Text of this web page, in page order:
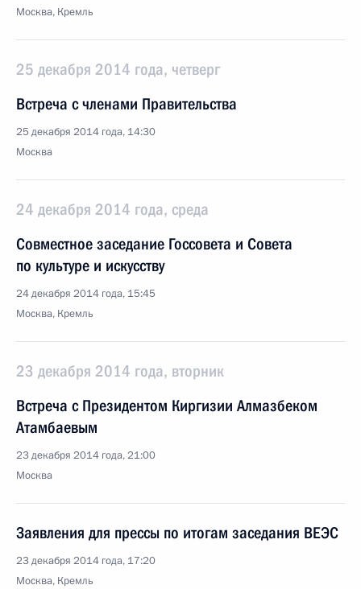
Москва, Кремль
25 декабря 2014 года, четверг
Встреча с членами Правительства
25 декабря 2014 года, 14:30
Москва
24 декабря 2014 года, среда
Совместное заседание Госсовета и Совета
по культуре и искусству
24 декабря 2014 года, 15:45
Москва, Кремль
23 декабря 2014 года, вторник
Встреча с Президентом Киргизии Алмазбеком
Атамбаевым
23 декабря 2014 года, 21:00
Москва
Заявления для прессы по итогам заседания ВЕЭС
23 декабря 2014 года, 17:20
Москва, Кремль